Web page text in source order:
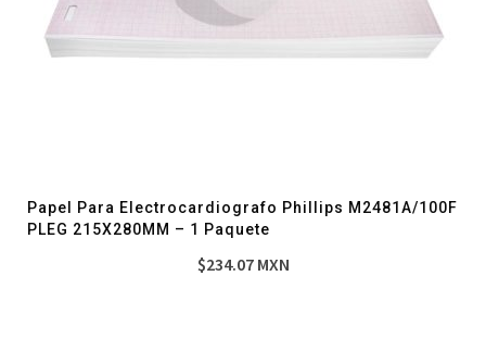
Papel Para Electrocardiografo Phillips M2481A/100F
PLEG 215X280MM – 1 Paquete
$234.07MXN